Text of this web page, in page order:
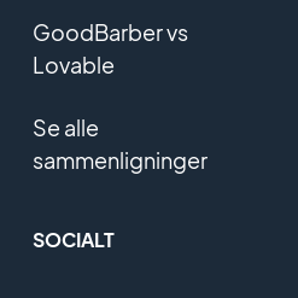
GoodBarber vs
Lovable
Se alle
sammenligninger
SOCIALT